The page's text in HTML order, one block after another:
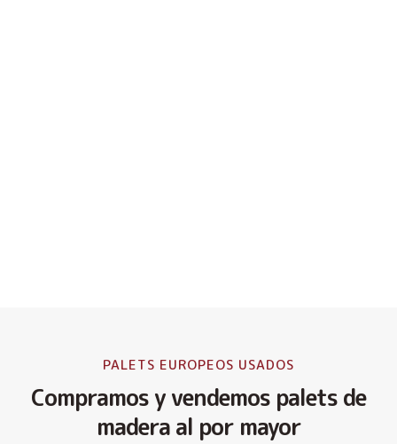
PALETS EUROPEOS USADOS
Compramos y vendemos palets de
madera al por mayor